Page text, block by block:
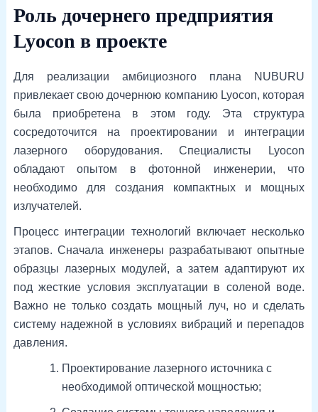
Роль дочернего предприятия
Lyocon в проекте
Для реализации амбициозного плана NUBURU
привлекает свою дочернюю компанию Lyocon, которая
была приобретена в этом году. Эта структура
сосредоточится на проектировании и интеграции
лазерного оборудования. Специалисты Lyocon
обладают опытом в фотонной инженерии, что
необходимо для создания компактных и мощных
излучателей.
Процесс интеграции технологий включает несколько
этапов. Сначала инженеры разрабатывают опытные
образцы лазерных модулей, а затем адаптируют их
под жесткие условия эксплуатации в соленой воде.
Важно не только создать мощный луч, но и сделать
систему надежной в условиях вибраций и перепадов
давления.
Проектирование лазерного источника с
необходимой оптической мощностью;